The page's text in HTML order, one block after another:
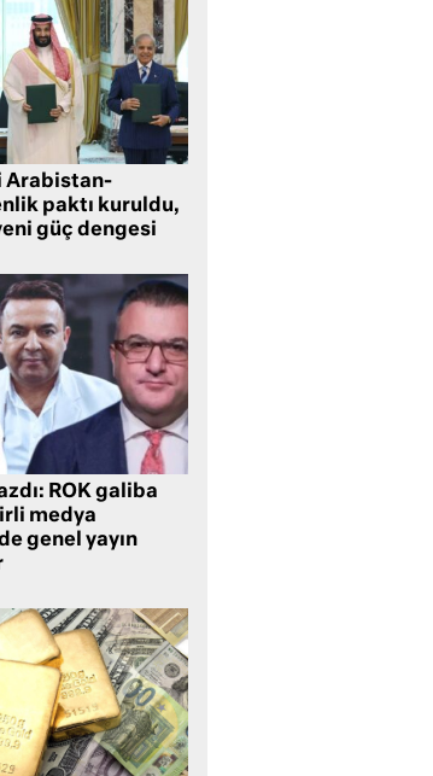
Arabistan-
paktı kuruldu,
güç dengesi
ROK galiba
medya
genel yayın